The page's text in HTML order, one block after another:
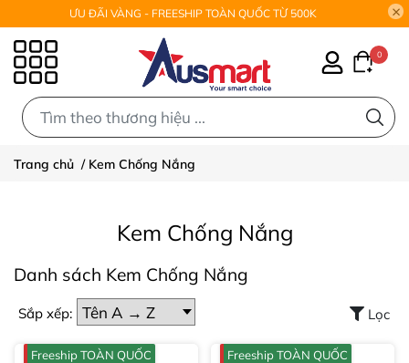
ƯU ĐÃI VÀNG - FREESHIP TOÀN QUỐC TỪ 500K
0
Trang chủ / Kem Chống Nắng
Kem Chống Nắng
Danh sách Kem Chống Nắng
Sắp xếp: Lọc
Freeship TOÀN QUỐC Freeship TOÀN QUỐC